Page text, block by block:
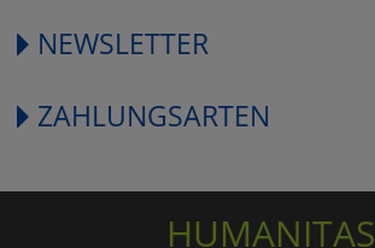
NEWSLETTER
ZAHLUNGSARTEN
HUMANITAS